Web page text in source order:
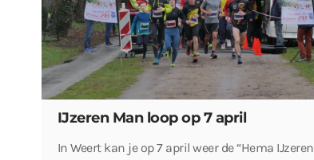
IJzeren Man loop op 7 april
In Weert kan je op 7 april weer de “Hema IJzeren